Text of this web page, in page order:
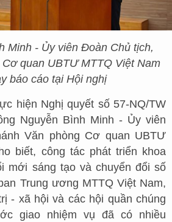
Minh - Ủy viên Đoàn Chủ tịch,
quan UBTƯ MTTQ Việt Nam
báo cáo tại Hội nghị
hiện Nghị quyết số 57-NQ/TW
Nguyễn Bình Minh - Ủy viên
Văn phòng Cơ quan UBTƯ
biết, công tác phát triển khoa
mới sáng tạo và chuyển đổi số
Trung ương MTTQ Việt Nam,
- xã hội và các hội quần chúng
giao nhiệm vụ đã có nhiều